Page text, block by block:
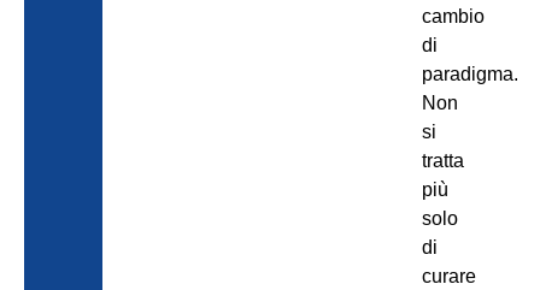
cambio
di
paradigma.
Non
si
tratta
più
solo
di
curare